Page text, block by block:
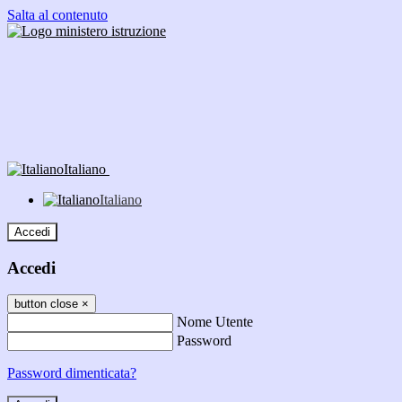
Salta al contenuto
Italiano
Italiano
Accedi
Accedi
button close ×
Nome Utente
Password
Password dimenticata?